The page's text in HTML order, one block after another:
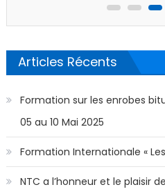
Articles Récents
Formation sur les enrobes
05 au 10 Mai 2025
Formation Internationale «
NTC a l’honneur et le plaisir